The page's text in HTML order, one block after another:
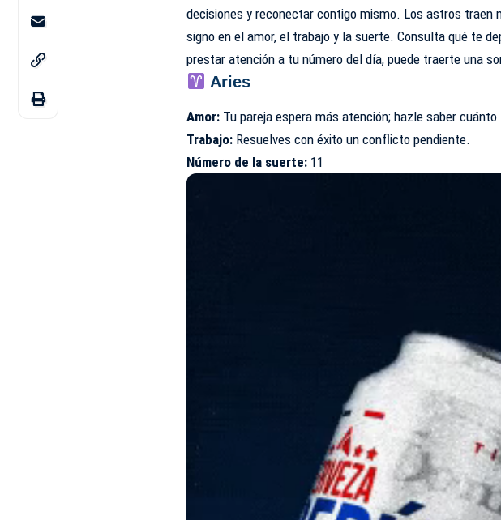
decisiones y reconectar contigo mismo. Los astros traen
signo en el amor, el trabajo y la suerte. Consulta qué te
prestar atención a tu número del día, puede traerte una
Aries
Amor: Tu pareja espera más atención; hazle saber
Trabajo: Resuelves con éxito un conflicto pendiente.
Número de la suerte: 11